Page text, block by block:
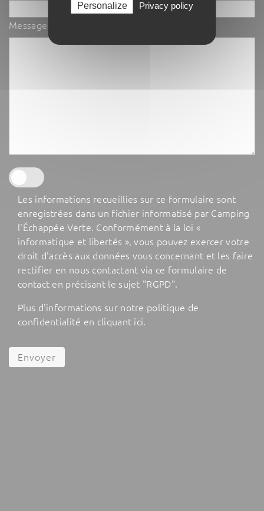
Message
Les informations recueillies sur ce formulaire sont
enregistrées dans un fichier informatisé par Camping
l'Échappée Verte. Conformément à la loi «
informatique et libertés », vous pouvez exercer votre
droit d'accès aux données vous concernant et les faire
rectifier en nous contactant via ce formulaire de
contact en précisant le sujet "RGPD".
Plus d'informations sur notre politique de
confidentialité en cliquant ici.
Envoyer
Personalize Privacy policy